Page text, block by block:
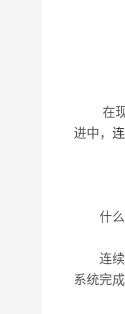
在现代
进中，
什么是
连续分
系统完